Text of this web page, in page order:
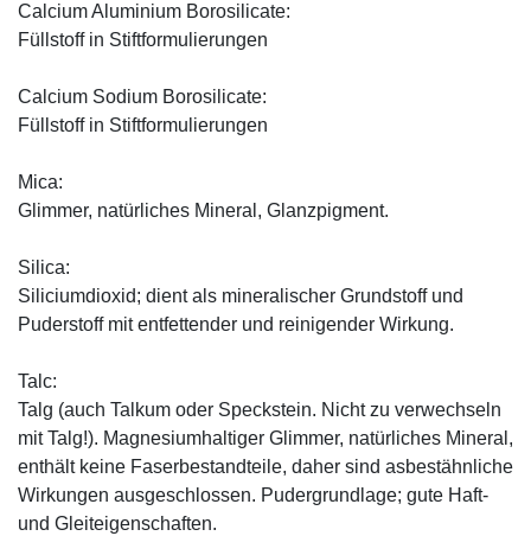
Calcium Aluminium Borosilicate:
Füllstoff in Stiftformulierungen
Calcium Sodium Borosilicate:
Füllstoff in Stiftformulierungen
Mica:
Glimmer, natürliches Mineral, Glanzpigment.
Silica:
Siliciumdioxid; dient als mineralischer Grundstoff und
Puderstoff mit entfettender und reinigender Wirkung.
Talc:
Talg (auch Talkum oder Speckstein. Nicht zu verwechseln
mit Talg!). Magnesiumhaltiger Glimmer, natürliches Mineral,
enthält keine Faserbestandteile, daher sind asbestähnliche
Wirkungen ausgeschlossen. Pudergrundlage; gute Haft-
und Gleiteigenschaften.